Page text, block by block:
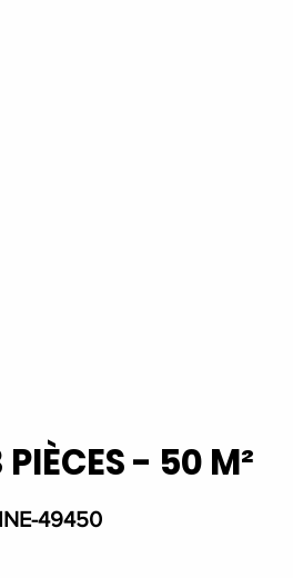
- 50 M²
49450